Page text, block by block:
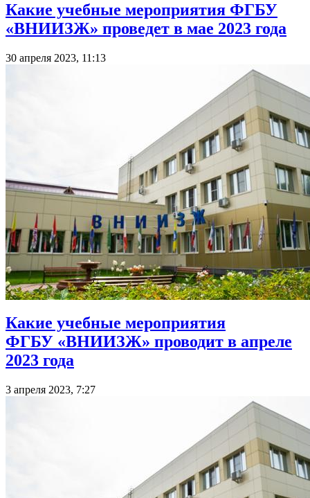
Какие учебные мероприятия ФГБУ
«ВНИИЗЖ» проведет в мае 2023 года
30 апреля 2023, 11:13
Какие учебные мероприятия
ФГБУ «ВНИИЗЖ» проводит в апреле
2023 года
3 апреля 2023, 7:27